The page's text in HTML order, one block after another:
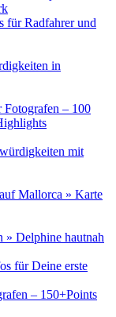
für Radfahrer und
in
– 100
mit
Mallorca » Karte
» Delphine hautnah
für Deine erste
– 150+Points